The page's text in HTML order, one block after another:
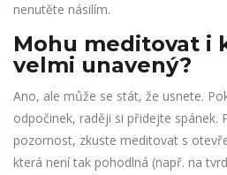
nenutěte násilím.
Mohu meditovat i
velmi unavený?
Ano, ale může se stát, že usnete.
odpočinek, raději si přidejte spánek.
pozornost, zkuste meditovat s
která není tak pohodlná (např. na